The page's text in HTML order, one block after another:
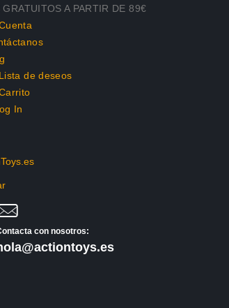
GRATUITOS A PARTIR DE 89€
de deseos
In
con nosotros: